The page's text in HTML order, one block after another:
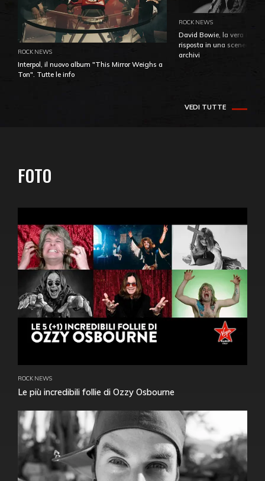
ROCK NEWS
Interpol, il nuovo album "This Mirror Weighs a
Ton". Tutte le info
ROCK NEWS
David Bowie, la vera
risposta in una
archivi
VEDI TUTTE
FOTO
ROCK NEWS
Le più incredibili follie di Ozzy Osbourne